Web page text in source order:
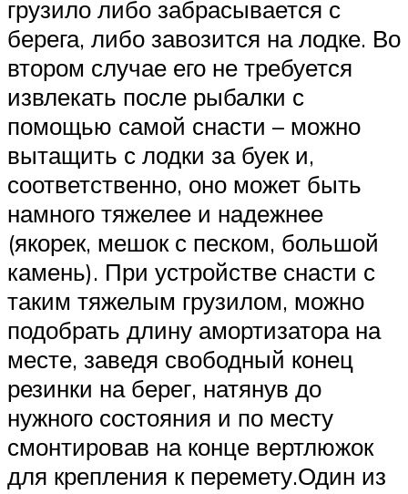
грузило либо забрасывается с
берега, либо завозится на лодке. Во
втором случае его не требуется
извлекать после рыбалки с
помощью самой снасти – можно
вытащить с лодки за буек и,
соответственно, оно может быть
намного тяжелее и надежнее
(якорек, мешок с песком, большой
камень). При устройстве снасти с
таким тяжелым грузилом, можно
подобрать длину амортизатора на
месте, заведя свободный конец
резинки на берег, натянув до
нужного состояния и по месту
смонтировав на конце вертлюжок
для крепления к перемету.Один из